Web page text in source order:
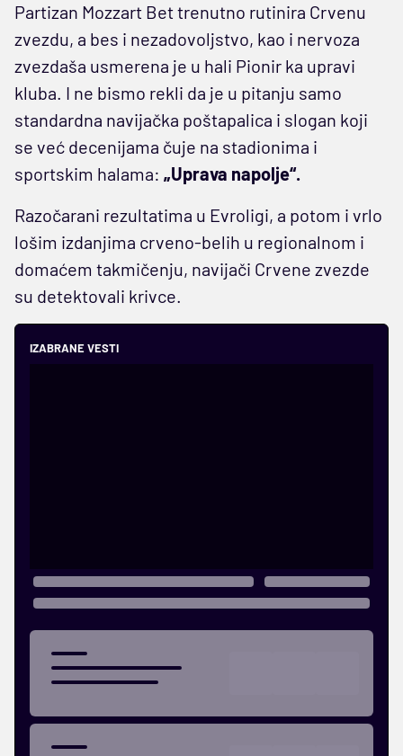
Partizan Mozzart Bet trenutno rutinira Crvenu
zvezdu, a bes i nezadovoljstvo, kao i nervoza
zvezdaša usmerena je u hali Pionir ka upravi
kluba. I ne bismo rekli da je u pitanju samo
standardna navijačka poštapalica i slogan koji
se već decenijama čuje na stadionima i
sportskim halama: „Uprava napolje“.
Razočarani rezultatima u Evroligi, a potom i vrlo
lošim izdanjima crveno-belih u regionalnom i
domaćem takmičenju, navijači Crvene zvezde
su detektovali krivce.
IZABRANE VESTI